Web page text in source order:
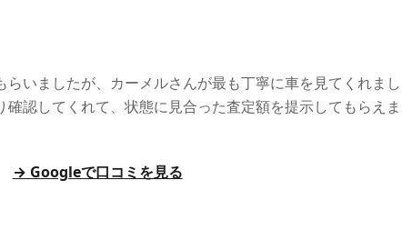
いましたが、カーメルさんが最も丁寧に車を見てくれまし
認してくれて、状態に見合った査定額を提示してもらえま
→ Googleで口コミを見る